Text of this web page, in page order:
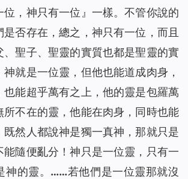
位，神只有一位』一樣。不管你說的
否存在，總之，神只有一位，而且
、聖子、聖靈的實質也都是聖靈的實
就是一位靈，但他也能道成肉身，
也能超乎萬有之上，他的靈是包羅萬
所不在的靈，他能在肉身，同時也能
既然人都說神是獨一真神，那就只是
能隨便亂分！神只是一位靈，只有一
神的靈。……若他們是一位靈那就沒